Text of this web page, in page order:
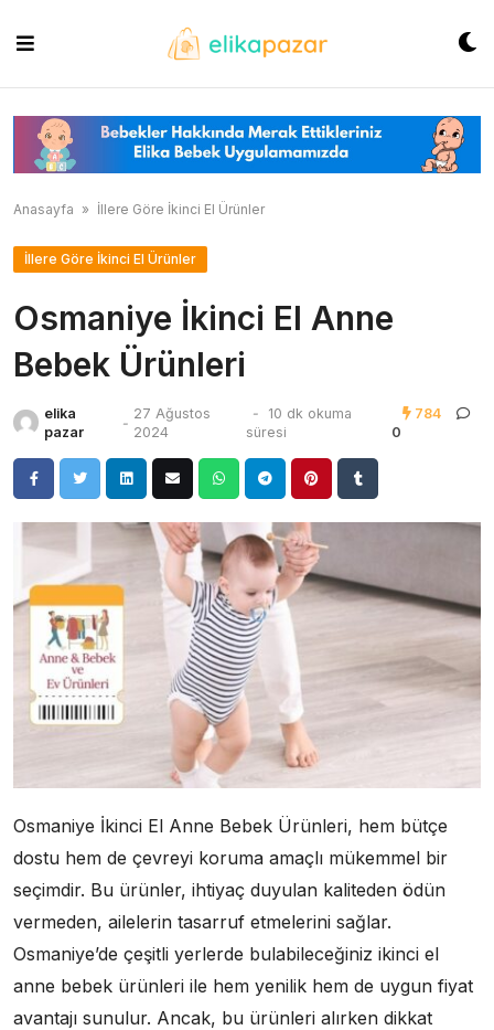
content
Anasayfa » İllere Göre İkinci El Ürünler
İllere Göre İkinci El Ürünler
Osmaniye İkinci El Anne
Bebek Ürünleri
elika
pazar
-
27 Ağustos
2024
-
10 dk okuma
süresi
784
0
Osmaniye İkinci El Anne Bebek Ürünleri, hem bütçe
dostu hem de çevreyi koruma amaçlı mükemmel bir
seçimdir. Bu ürünler, ihtiyaç duyulan kaliteden ödün
vermeden, ailelerin tasarruf etmelerini sağlar.
Osmaniye’de çeşitli yerlerde bulabileceğiniz ikinci el
anne bebek ürünleri ile hem yenilik hem de uygun fiyat
avantajı sunulur. Ancak, bu ürünleri alırken dikkat